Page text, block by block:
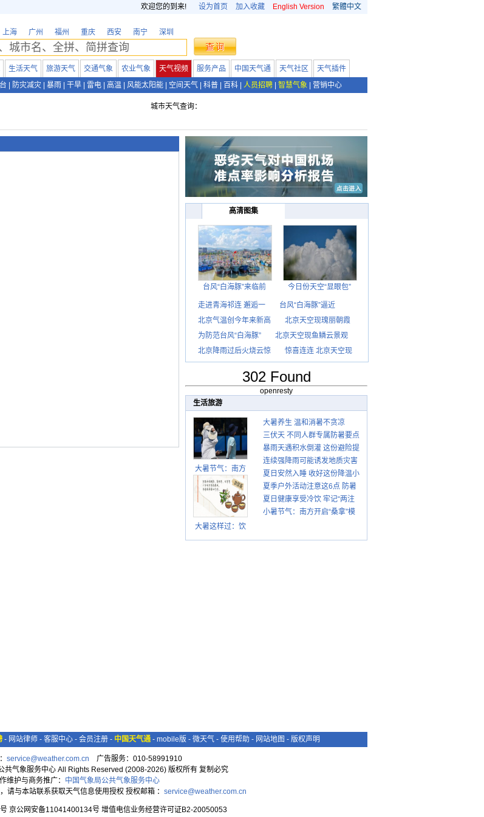
欢迎您的到来! 设为首页 加入收藏 English Version 繁體中文
上海 广州 福州 重庆 西安 南宁 深圳
生活天气 旅游天气 交通气象 农业气象 天气视频 服务产品 中国天气通 天气社区
天气插件
防灾减灾 暴雨 干旱 雷电 高温 风能太阳能 空间天气 科普 百科 人员招聘 智慧气象 营销中心
城市天气查询：
高清图集
台风“白海豚”来临前 今日份天空“显眼包”
走进青海祁连 邂逅一
台风“白海豚”逼近
北京气温创今年来新高
北京天空现瑰丽朝霞
为防范台风“白海豚”
北京天空现鱼鳞云景观
北京降雨过后火烧云惊
惊喜连连 北京天空现
302 Found
openresty
生活旅游
大暑节气：南方
暑热盛行防伏旱
北方雨季陆续开
启
大暑这样过：饮
大暑养生 温和消暑不贪凉
三伏天 不同人群专属防暑要点
请收好
暴雨天遇积水倒灌 这份避险提
示请收好
连续强降雨可能诱发地质灾害
这些前兆要知道
夏日安然入睡 收好这份降温小
贴士
夏季户外活动注意这6点 防暑
健身两不误
夏日健康享受冷饮 牢记“两注
意一控制”
小暑节气：南方开启“桑拿”模
- 网站律师 - 客服中心 - 会员注册 - 中国天气通 - mobile版 - 微天气 - 使用帮助 - 网站地图 - 版权声明
service@weather.com.cn 广告服务：010-58991910
共气象服务中心 All Rights Reserved (2008-2026) 版权所有 复制必究
维护与商务推广： 中国气象局公共气象服务中心
请与本站联系获取天气信息使用授权 授权邮箱 ： service@weather.com.cn
京公网安备11041400134号 增值电信业务经营许可证B2-20050053